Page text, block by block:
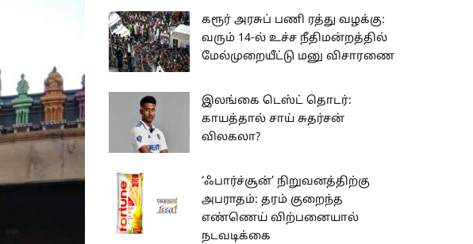
கரூர் அரசுப் பணி ரத்து வழக்கு:
வரும் 14-ல் உச்ச நீதிமன்றத்தில்
மேல்முறையீட்டு மனு விசாரணை
இலங்கை டெஸ்ட் தொடர்:
காயத்தால் சாய் சுதர்சன்
விலகலா?
‘ஃபார்ச்சூன்’ நிறுவனத்திற்கு
அபராதம்: தரம் குறைந்த
எண்ணெய் விற்பனையால்
நடவடிக்கை